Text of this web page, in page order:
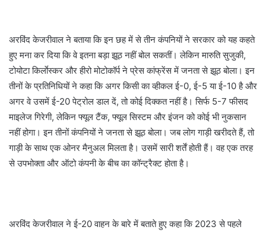
अरविंद केजरीवाल ने बताया कि इन छह में से तीन कंपनियों ने सरकार को यह कहते
हुए मना कर दिया कि वे इतना बड़ा झूठ नहीं बोल सकतीं। लेकिन मारुति सुजुकी,
टोयोटा किर्लाेस्कर और हीरो मोटोकॉर्प ने प्रेस कांफ्रेंस में जनता से झूठ बोला। इन
तीनों के प्रतिनिधियों ने कहा कि अगर किसी का व्हीकल ई-0, ई-5 या ई-10 है और
अगर वे उसमें ई-20 पेट्रोल डाल दें, तो कोई दिक्कत नहीं है। सिर्फ 5-7 फीसद
माइलेज गिरेगी, लेकिन फ्यूल टैंक, फ्यूल सिस्टम और इंजन को कोई भी नुकसान
नहीं होगा। इन तीनों कंपनियों ने जनता से झूठ बोला। जब लोग गाड़ी खरीदते हैं, तो
गाड़ी के साथ एक ओनर मैनुअल मिलता है। उसमें सारी शर्तें होती हैं। वह एक तरह
से उपभोक्ता और ऑटो कंपनी के बीच का कॉन्ट्रैक्ट होता है।
अरविंद केजरीवाल ने ई-20 वाहन के बारे में बताते हुए कहा कि 2023 से पहले